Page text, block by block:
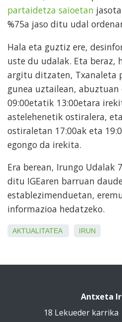
partaidetza saioetan
%75a jaso ditu udal
Hala eta guztiz ere,
uste du udalak. Eta beraz,
argitu ditzaten, Txanaleta
gunea uztailean, abuztuan
09:00etatik 13:00etara
astelehenetik ostiralera,
ostiraletan 17:00ak eta
egongo da irekita.
Era berean, Irungo
ditu IGEaren barruan
establezimenduetan,
informazioa hedatzeko.
AKTUALITATEA IRUN
Antxeta
18 Lekueder karrika